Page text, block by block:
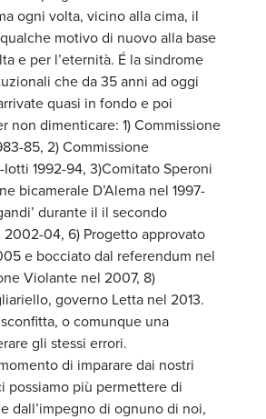
ogni volta, vicino alla cima, il
motivo di nuovo alla base
e per l’eternità. É la sindrome
che da 35 anni ad oggi
quasi in fondo e poi
non dimenticare: 1) Commissione
85, 2) Commissione
1992-94, 3)Comitato Speroni
bicamerale D’Alema nel 1997-
durante il il secondo
04, 6) Progetto approvato
e bocciato dal referendum nel
Violante nel 2007, 8)
governo Letta nel 2013.
o comunque una
gli stessi errori.
di imparare dai nostri
possiamo più permettere di
dall’impegno di ognuno di noi,